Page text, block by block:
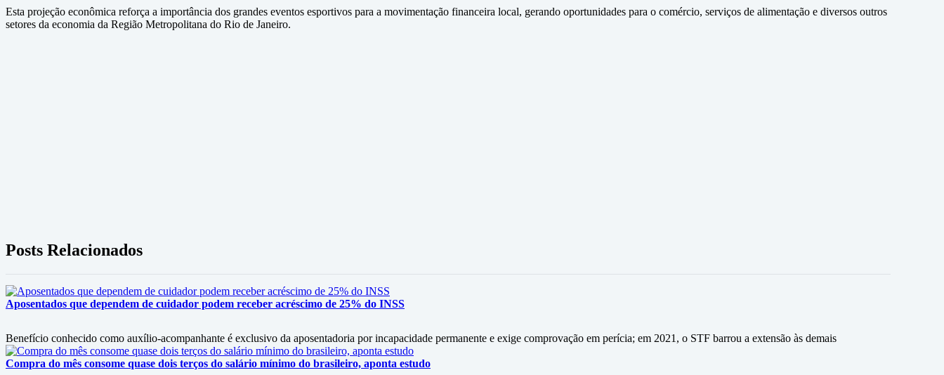
Esta projeção econômica reforça a importância dos grandes eventos esportivos para a movimentação financeira local, gerando oportunidades para o comércio, serviços de alimentação e diversos outros
setores da economia da Região Metropolitana do Rio de Janeiro.
Posts Relacionados
Aposentados que dependem de cuidador podem receber acréscimo de 25% do INSS
Benefício conhecido como auxílio-acompanhante é exclusivo da aposentadoria por incapacidade permanente e exige comprovação em perícia; em 2021, o STF barrou a extensão às demais
Compra do mês consome quase dois terços do salário mínimo do brasileiro, aponta estudo